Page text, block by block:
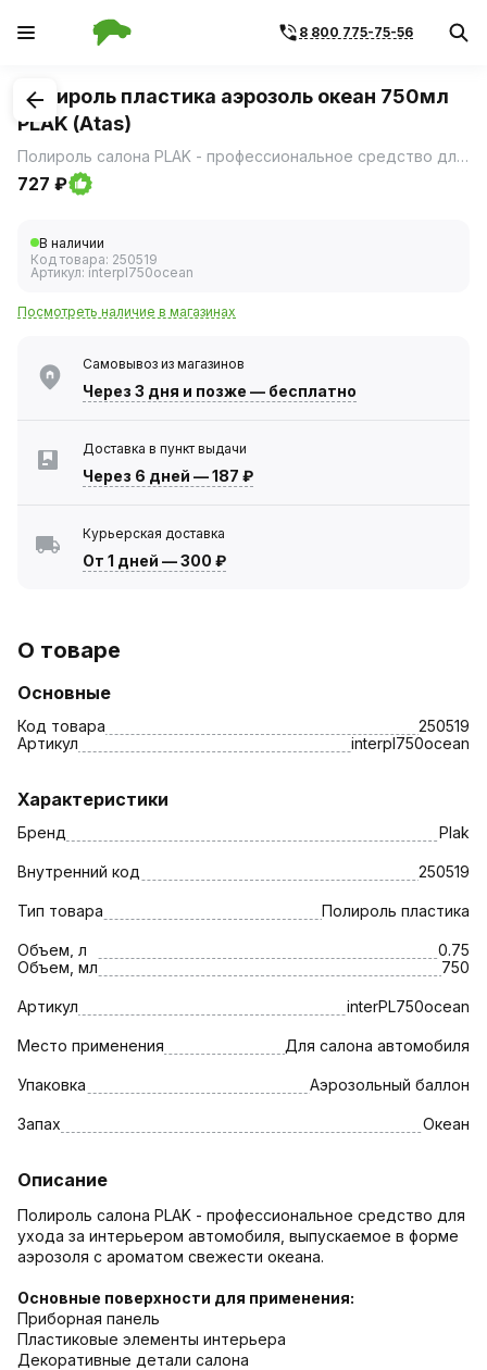
8 800 775-75-56
1/1
Полироль пластика аэрозоль океан 750мл
PLAK (Atas)
Полироль салона PLAK - профессиональное средство для ухода за интерьером автомобиля, выпускаемое в форме аэрозоля с ароматом свежести океана.
727 ₽
В наличии
Код товара: 250519
Артикул: interpl750ocean
Посмотреть наличие в магазинах
Самовывоз из магазинов
Через 3 дня и позже — бесплатно
Доставка в пункт выдачи
Через 6 дней —187 ₽
Курьерская доставка
От 1 дней —300 ₽
О товаре
Основные
Код товара
250519
Артикул
interpl750ocean
Характеристики
Бренд Plak
Внутренний код 250519
Тип товара Полироль пластика
Объем, л
0.75
Объем, мл
750
Артикул interPL750ocean
Место применения Для салона автомобиля
Упаковка Аэрозольный баллон
Запах Океан
Описание
Полироль салона PLAK - профессиональное средство для
ухода за интерьером автомобиля, выпускаемое в форме
аэрозоля с ароматом свежести океана.
Основные поверхности для применения:
Приборная панель
Пластиковые элементы интерьера
Декоративные детали салона